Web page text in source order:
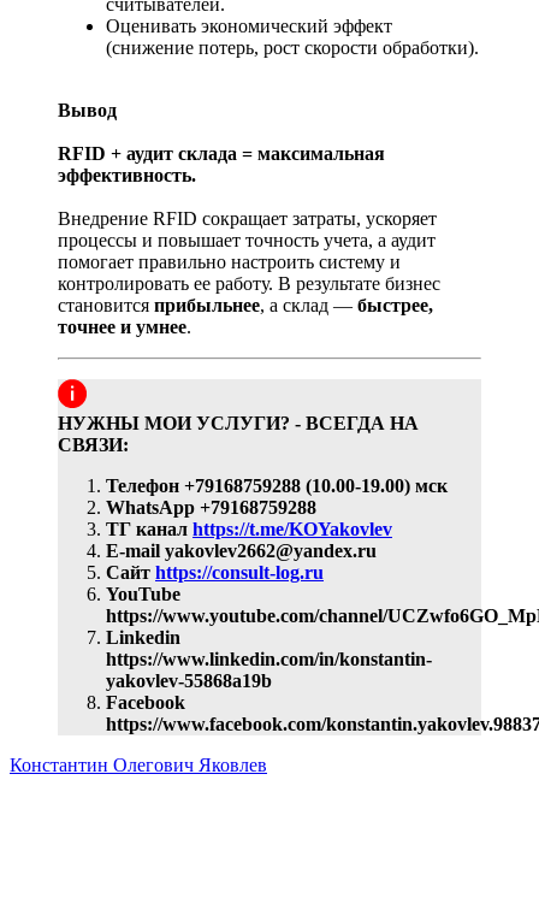
Оценивать экономический эффект
(снижение потерь, рост скорости обработки).
Вывод
RFID + аудит склада = максимальная
эффективность.
Внедрение RFID сокращает затраты, ускоряет
процессы и повышает точность учета, а аудит
помогает правильно настроить систему и
контролировать ее работу. В результате бизнес
становится прибыльнее, а склад — быстрее,
точнее и умнее.
НУЖНЫ МОИ УСЛУГИ? - ВСЕГДА НА
СВЯЗИ:
Телефон +79168759288 (10.00-19.00) мск
WhatsApp +79168759288
ТГ канал https://t.me/KOYakovlev
E-mail yakovlev2662@yandex.ru
Сайт https://consult-log.ru
YouTube
https://www.youtube.com/channel/
Linkedin
https://www.linkedin.com/in/konstantin-
yakovlev-55868a19b
Facebook
https://www.facebook.com/
Константин Олегович Яковлев